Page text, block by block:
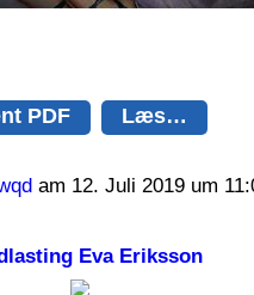
PDF
Læs…
am 12. Juli 2019 um
Eva Eriksson